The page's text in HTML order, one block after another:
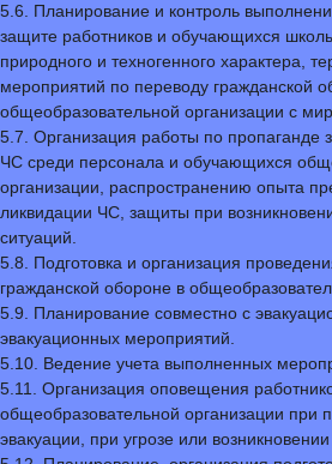
5.6. Планирование и контроль
защите работников и обучающихся
природного и техногенного характера,
мероприятий по переводу гражданской
общеобразовательной организации с
5.7. Организация работы по пропаганде
ЧС среди персонала и обучающихся
организации, распространению опыта
ликвидации ЧС, защиты при
ситуаций.
5.8. Подготовка и организация
гражданской обороне в
5.9. Планирование совместно с
эвакуационных мероприятий.
5.10. Ведение учета выполненных
5.11. Организация оповещения
общеобразовательной организации при
эвакуации, при угрозе или